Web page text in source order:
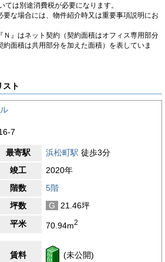
は別途消費税が必要になります。
な場合には、物件紹介時又は重要事項説明にお
』はネット契約（契約面積はオフィス専用部分
面積は共用部分を加えた面積）を表していま
スト
7
最寄駅 浜松町駅 徒歩3分
竣工
2020年
階数
5階
坪数
G
21.46坪
平米
70.94m2
賃料 (未公開)